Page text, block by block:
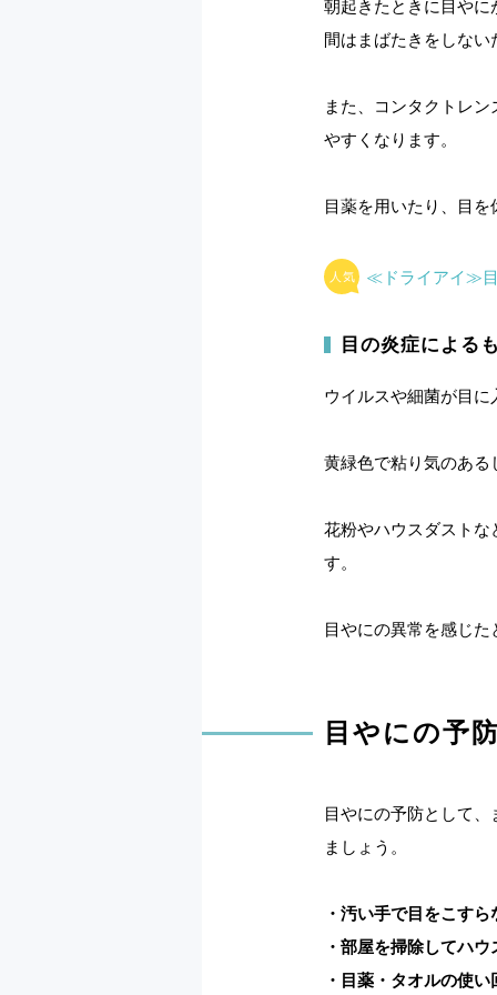
朝起きたときに目や
間はまばたきをしな
また、コンタクトレ
やすくなります。
目薬を用いたり、目
≪ドライアイ≫目
目の炎症による
ウイルスや細菌が目
黄緑色で粘り気のあ
花粉やハウスダスト
す。
目やにの異常を感じ
目やにの予
目やにの予防として
ましょう。
・汚い手で目をこすら
・部屋を掃除してハ
・目薬・タオルの使